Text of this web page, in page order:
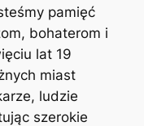
pamięć
bohaterom i
lat 19
miast
ludzie
szerokie